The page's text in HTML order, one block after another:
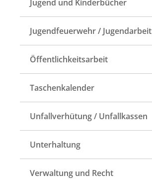
Jugend und Kinderbücher
Jugendfeuerwehr / Jugendarbeit
Öffentlichkeitsarbeit
Taschenkalender
Unfallverhütung / Unfallkassen
Unterhaltung
Verwaltung und Recht